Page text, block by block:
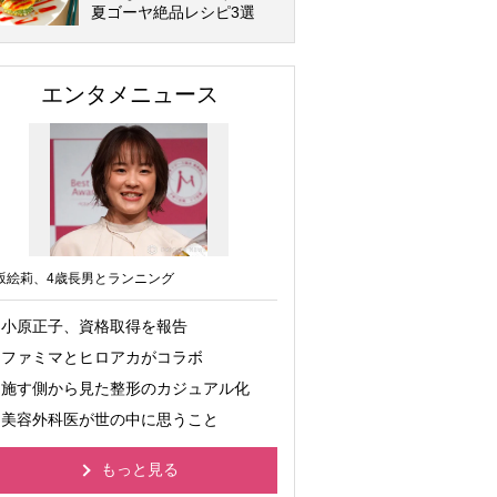
夏ゴーヤ絶品レシピ3選
エンタメニュース
絵莉、4歳長男とランニング
小原正子、資格取得を報告
ファミマとヒロアカがコラボ
施す側から見た整形のカジュアル化
美容外科医が世の中に思うこと
もっと見る